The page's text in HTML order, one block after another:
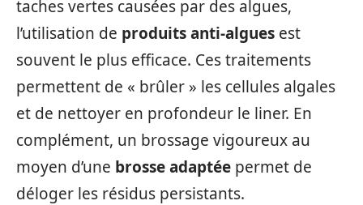
taches vertes causées par des algues,
l’utilisation de produits anti-algues est
souvent le plus efficace. Ces traitements
permettent de « brûler » les cellules algales
et de nettoyer en profondeur le liner. En
complément, un brossage vigoureux au
moyen d’une brosse adaptée permet de
déloger les résidus persistants.